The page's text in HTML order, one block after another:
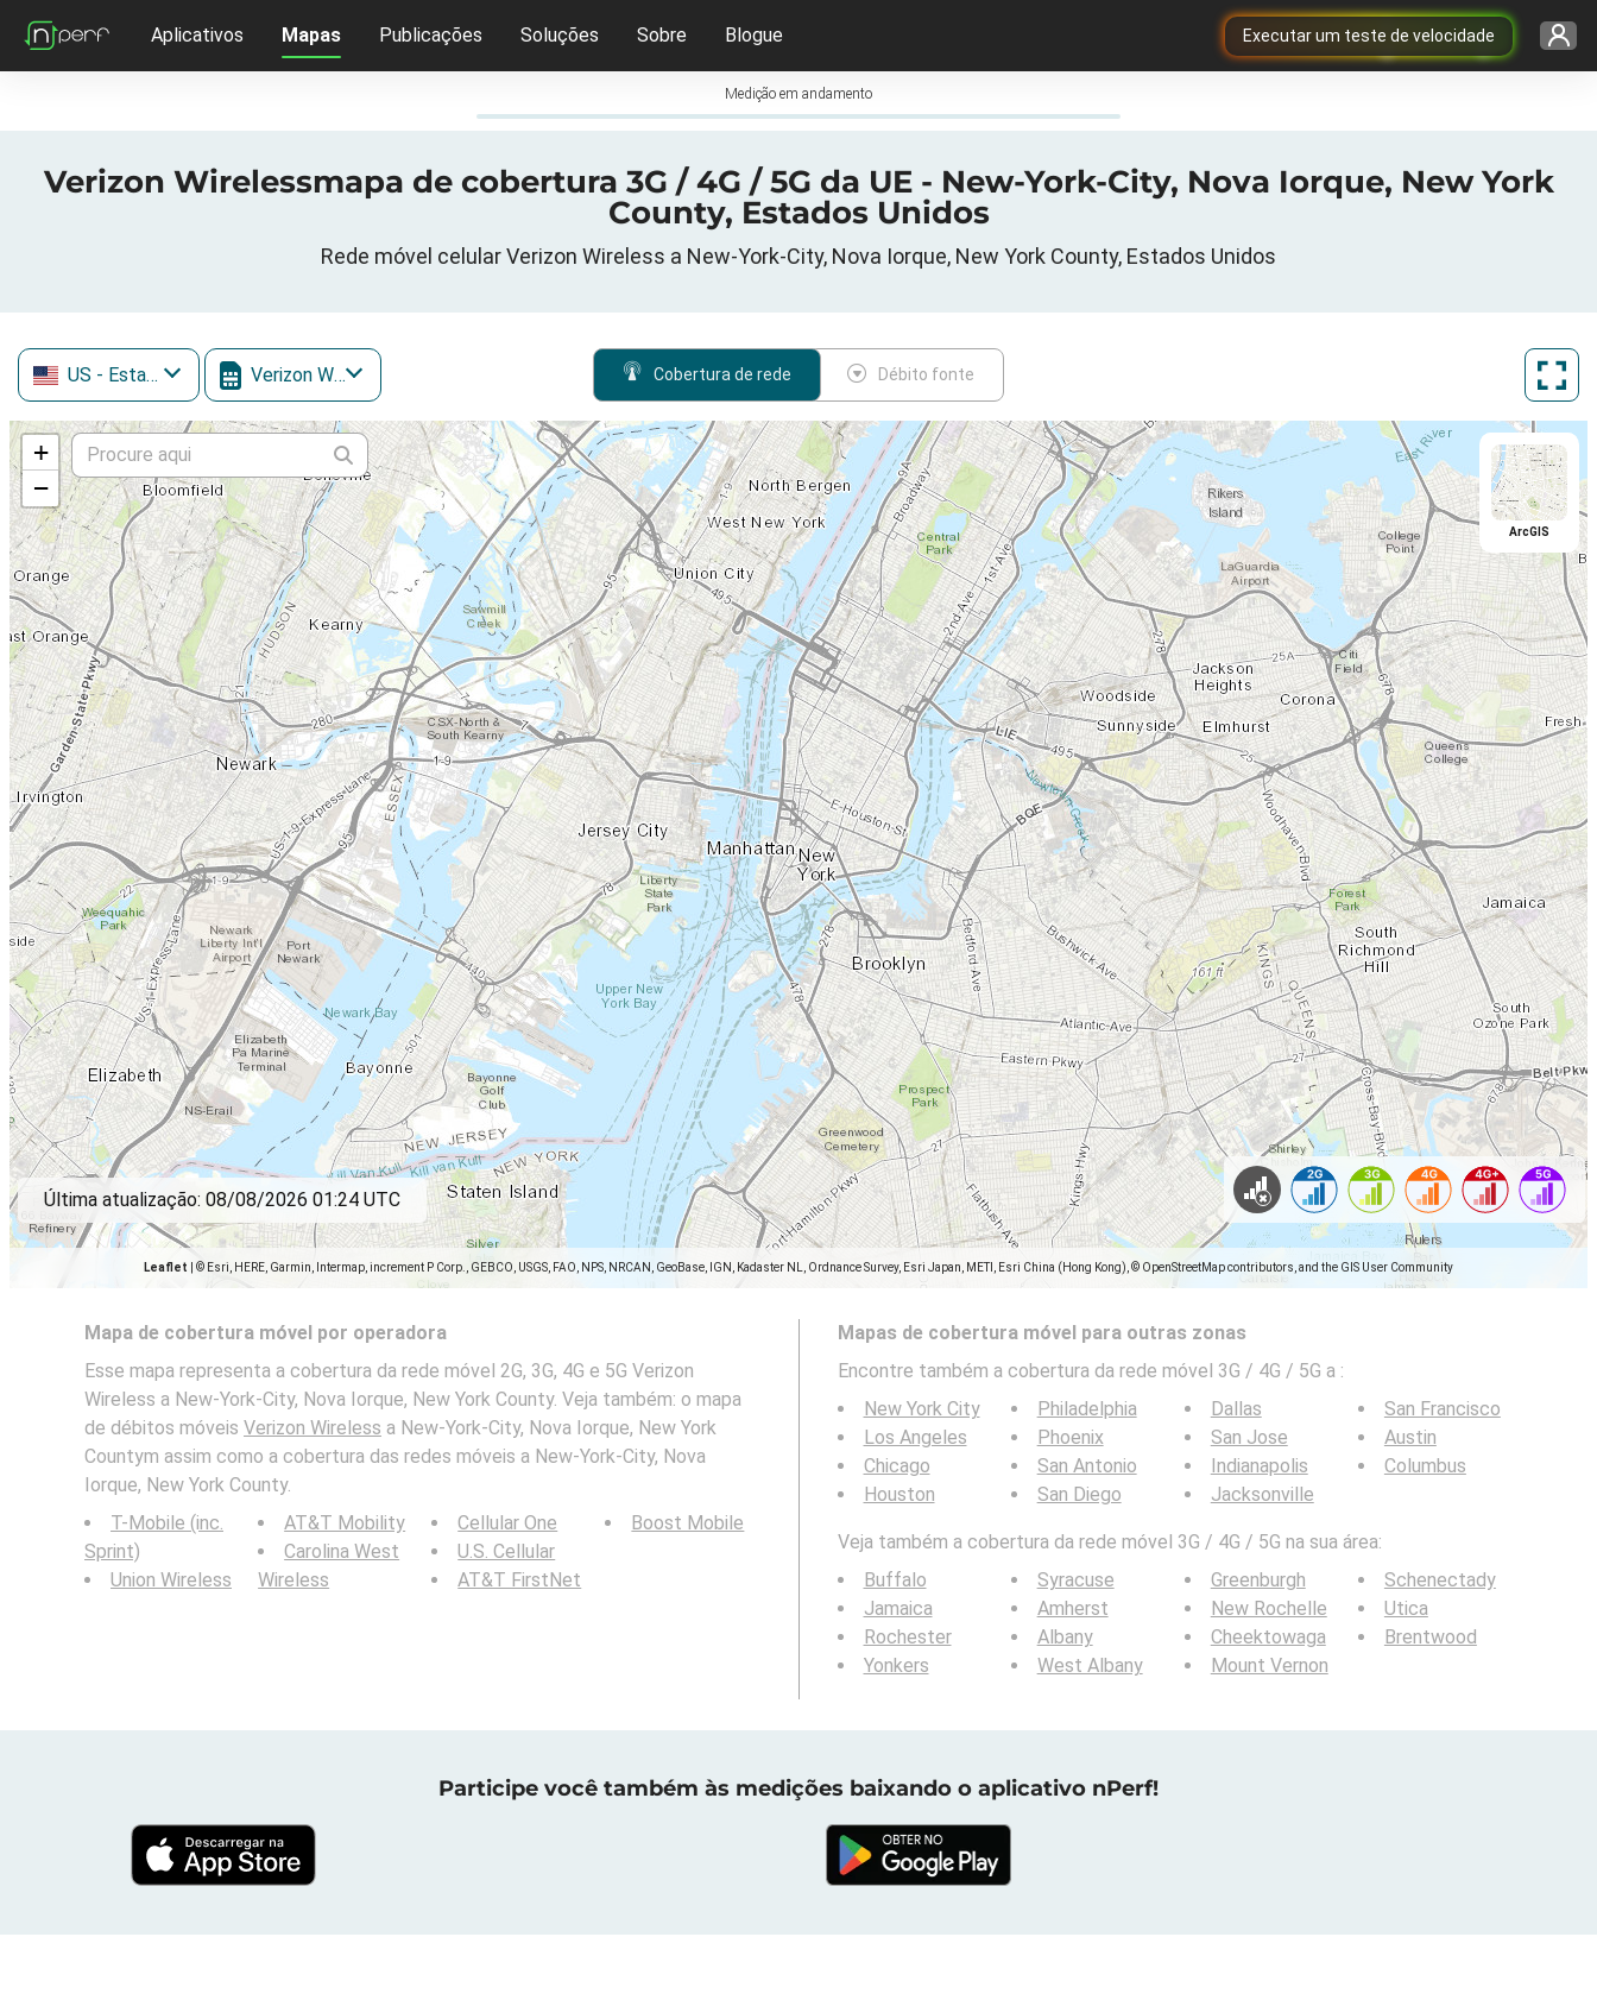
Executar um teste de velocidade
Aplicativos Mapas Publicações Soluções Sobre Blogue
Medição em andamento
Verizon Wirelessmapa de cobertura 3G / 4G / 5G da UE - New-York-City, Nova Iorque, New York
County, Estados Unidos
Rede móvel celular Verizon Wireless a New-York-City, Nova Iorque, New York County, Estados Unidos
US - Estados Unidos Verizon Wireless Cobertura de rede Débito fonte
+
−
Leaflet © Esri, HERE, Garmin, Intermap, increment P Corp., GEBCO, USGS, FAO, NPS, NRCAN, GeoBase, IGN, Kadaster NL, Ordnance Survey, Esri Japan, METI, Esri China (Hong Kong), © OpenStreetMap contributors, and the GIS User Community
ArcGIS
Última atualização: 08/08/2026 01:24 UTC
Mapa de cobertura móvel por operadora
Esse mapa representa a cobertura da rede móvel 2G, 3G, 4G e 5G Verizon
Wireless a New-York-City, Nova Iorque, New York County. Veja também: o mapa
de débitos móveis Verizon Wireless a New-York-City, Nova Iorque, New York
Countym assim como a cobertura das redes móveis a New-York-City, Nova
Iorque, New York County.
T-Mobile (inc.
Sprint)
Union Wireless
AT&T Mobility
Carolina West
Wireless
Cellular One
U.S. Cellular
AT&T FirstNet
Boost Mobile
Mapas de cobertura móvel para outras zonas
Encontre também a cobertura da rede móvel 3G / 4G / 5G a :
New York City
Los Angeles
Chicago
Houston
Philadelphia
Phoenix
San Antonio
San Diego
Dallas
San Jose
Indianapolis
Jacksonville
San Francisco
Austin
Columbus
Veja também a cobertura da rede móvel 3G / 4G / 5G na sua área:
Buffalo
Jamaica
Rochester
Yonkers
Syracuse
Amherst
Albany
West Albany
Greenburgh
New Rochelle
Cheektowaga
Mount Vernon
Schenectady
Utica
Brentwood
Participe você também às medições baixando o aplicativo nPerf!